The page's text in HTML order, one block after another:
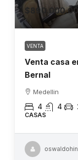
VENTA
Venta casa
Bernal
Medellin
4 4
CASAS